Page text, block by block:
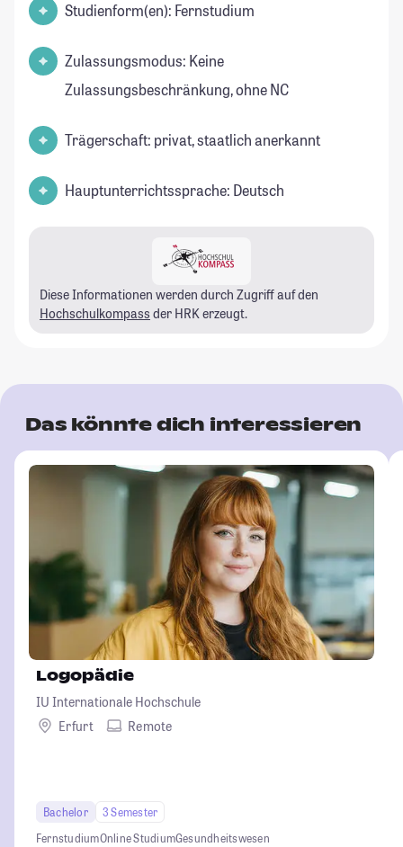
Studienform(en): Fernstudium
Zulassungsmodus: Keine
Zulassungsbeschränkung, ohne NC
Trägerschaft: privat, staatlich anerkannt
Hauptunterrichtssprache: Deutsch
Diese Informationen werden durch Zugriff auf den
Hochschulkompass der HRK erzeugt.
Das könnte dich interessieren
Logopädie
IU Internationale Hochschule
Erfurt
Remote
Bachelor
3 Semester
FernstudiumOnline StudiumGesundheitswesen